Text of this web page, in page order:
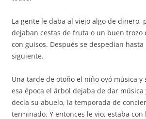
La gente le daba al viejo algo de dinero,
dejaban cestas de fruta o un buen trozo
con guisos. Después se despedían hasta
siguiente.
Una tarde de otoño el niño oyó música y
esa época el árbol dejaba de dar música
decía su abuelo, la temporada de
terminado. Y entonces le vio, estaba con